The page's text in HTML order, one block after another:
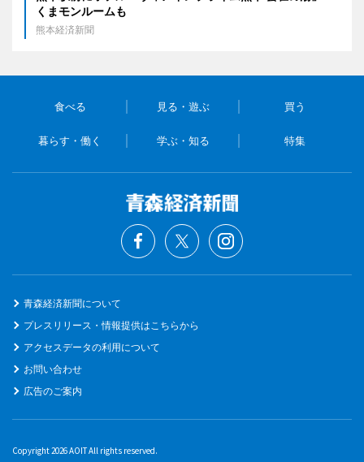
くまモンルームも
熊本経済新聞
食べる 見る・遊ぶ 買う
暮らす・働く 学ぶ・知る 特集
青森経済新聞について
プレスリリース・情報提供はこちらから
アクセスデータの利用について
お問い合わせ
広告のご案内
Copyright 2026 AOIT All rights reserved.